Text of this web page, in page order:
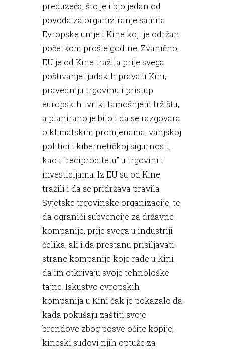
preduzeća, što je i bio jedan od
povoda za organiziranje samita
Evropske unije i Kine koji je održan
početkom prošle godine. Zvanično,
EU je od Kine tražila prije svega
poštivanje ljudskih prava u Kini,
pravedniju trgovinu i pristup
europskih tvrtki tamošnjem tržištu,
a planirano je bilo i da se razgovara
o klimatskim promjenama, vanjskoj
politici i kibernetičkoj sigurnosti,
kao i “reciprocitetu” u trgovini i
investicijama. Iz EU su od Kine
tražili i da se pridržava pravila
Svjetske trgovinske organizacije, te
da ograniči subvencije za državne
kompanije, prije svega u industriji
čelika, ali i da prestanu prisiljavati
strane kompanije koje rade u Kini
da im otkrivaju svoje tehnološke
tajne. Iskustvo evropskih
kompanija u Kini čak je pokazalo da
kada pokušaju zaštiti svoje
brendove zbog posve očite kopije,
kineski sudovi njih optuže za